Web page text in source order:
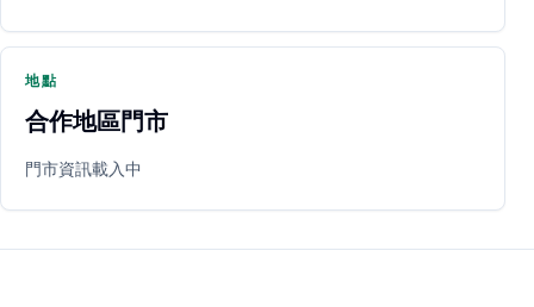
立即預約 開啟地圖 其他店家
地點
合作地區門市
門市資訊載入中